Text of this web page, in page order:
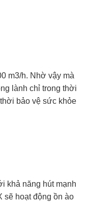
m3/h. Nhờ vậy mà
lành chỉ trong thời
bảo vệ sức khỏe
khả năng hút mạnh
sẽ hoạt động ồn ào